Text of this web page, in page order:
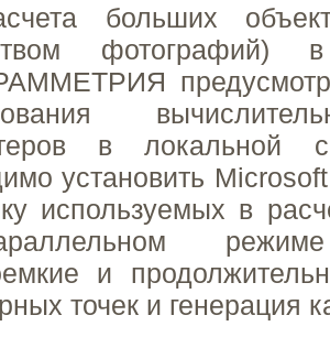
больших
в локальной
установить
используемых в
режиме
и
точек и генерация